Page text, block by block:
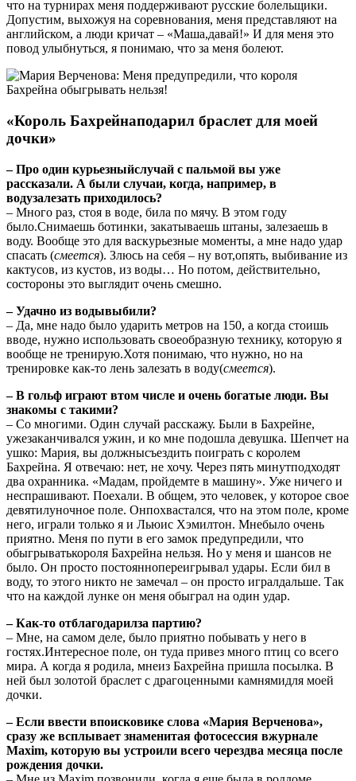
что на турнирах меня поддерживают русские болельщики.
Допустим, выхожуя на соревнования, меня представляют на
английском, а люди кричат – «Маша,давай!» И для меня это
повод улыбнуться, я понимаю, что за меня болеют.
«Король Бахрейнаподарил браслет для моей
дочки»
– Про один курьезныйслучай с пальмой вы уже
рассказали. А были случаи, когда, например, в
водузалезать приходилось?
– Много раз, стоя в воде, била по мячу. В этом году
было.Снимаешь ботинки, закатываешь штаны, залезаешь в
воду. Вообще это для васкурьезные моменты, а мне надо удар
спасать (смеется). Злюсь на себя – ну вот,опять, выбивание из
кактусов, из кустов, из воды… Но потом, действительно,
состороны это выглядит очень смешно.
– Удачно из водывыбили?
– Да, мне надо было ударить метров на 150, а когда стоишь
вводе, нужно использовать своеобразную технику, которую я
вообще не тренирую.Хотя понимаю, что нужно, но на
тренировке как-то лень залезать в воду(смеется).
– В гольф играют втом числе и очень богатые люди. Вы
знакомы с такими?
– Со многими. Один случай расскажу. Были в Бахрейне,
ужезаканчивался ужин, и ко мне подошла девушка. Шепчет на
ушко: Мария, вы должнысъездить поиграть с королем
Бахрейна. Я отвечаю: нет, не хочу. Через пять минутподходят
два охранника. «Мадам, пройдемте в машину». Уже ничего и
неспрашивают. Поехали. В общем, это человек, у которое свое
девятилуночное поле. Онпохвастался, что на этом поле, кроме
него, играли только я и Льюис Хэмилтон. Мнебыло очень
приятно. Меня по пути в его замок предупредили, что
обыгрыватькороля Бахрейна нельзя. Но у меня и шансов не
было. Он просто постояннопереигрывал удары. Если бил в
воду, то этого никто не замечал – он просто игралдальше. Так
что на каждой лунке он меня обыграл на один удар.
– Как-то отблагодарилза партию?
– Мне, на самом деле, было приятно побывать у него в
гостях.Интересное поле, он туда привез много птиц со всего
мира. А когда я родила, мнеиз Бахрейна пришла посылка. В
ней был золотой браслет с драгоценными камнямидля моей
дочки.
– Если ввести впоисковике слова «Мария Верченова»,
сразу же всплывает знаменитая фотосессия вжурнале
Maxim, которую вы устроили всего черездва месяца после
рождения дочки.